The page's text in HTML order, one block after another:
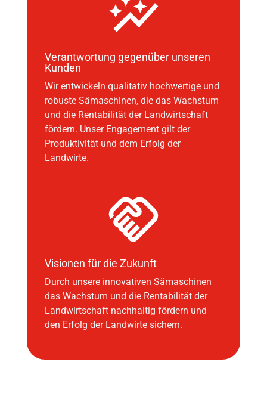
Verantwortung gegenüber unseren
Kunden
Wir entwickeln qualitativ hochwertige und
robuste Sämaschinen, die das Wachstum
und die Rentabilität der Landwirtschaft
fördern. Unser Engagement gilt der
Produktivität und dem Erfolg der
Landwirte.
Visionen für die Zukunft
Durch unsere innovativen Sämaschinen
das Wachstum und die Rentabilität der
Landwirtschaft nachhaltig fördern und
den Erfolg der Landwirte sichern.